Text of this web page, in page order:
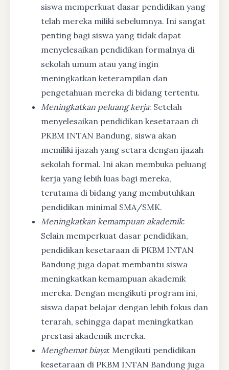
siswa memperkuat dasar pendidikan yang
telah mereka miliki sebelumnya. Ini sangat
penting bagi siswa yang tidak dapat
menyelesaikan pendidikan formalnya di
sekolah umum atau yang ingin
meningkatkan keterampilan dan
pengetahuan mereka di bidang tertentu.
Meningkatkan peluang kerja: Setelah
menyelesaikan pendidikan kesetaraan di
PKBM INTAN Bandung, siswa akan
memiliki ijazah yang setara dengan ijazah
sekolah formal. Ini akan membuka peluang
kerja yang lebih luas bagi mereka,
terutama di bidang yang membutuhkan
pendidikan minimal SMA/SMK.
Meningkatkan kemampuan akademik:
Selain memperkuat dasar pendidikan,
pendidikan kesetaraan di PKBM INTAN
Bandung juga dapat membantu siswa
meningkatkan kemampuan akademik
mereka. Dengan mengikuti program ini,
siswa dapat belajar dengan lebih fokus dan
terarah, sehingga dapat meningkatkan
prestasi akademik mereka.
Menghemat biaya: Mengikuti pendidikan
kesetaraan di PKBM INTAN Bandung juga